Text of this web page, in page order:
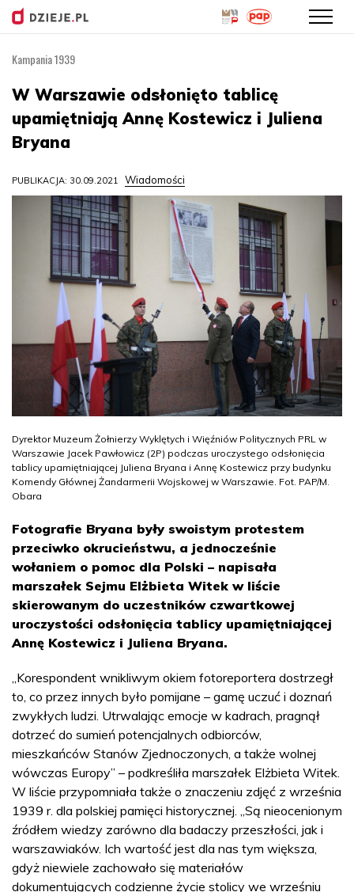
treści
Kampania 1939
W Warszawie odsłonięto tablicę
upamiętniają Annę Kostewicz i Juliena
Bryana
PUBLIKACJA: 30.09.2021 Wiadomości
Dyrektor Muzeum Żołnierzy Wyklętych i Więźniów Politycznych PRL w
Warszawie Jacek Pawłowicz (2P) podczas uroczystego odsłonięcia
tablicy upamiętniającej Juliena Bryana i Annę Kostewicz przy budynku
Komendy Głównej Żandarmerii Wojskowej w Warszawie. Fot. PAP/M.
Obara
Fotografie Bryana były swoistym protestem
przeciwko okrucieństwu, a jednocześnie
wołaniem o pomoc dla Polski – napisała
marszałek Sejmu Elżbieta Witek w liście
skierowanym do uczestników czwartkowej
uroczystości odsłonięcia tablicy upamiętniającej
Annę Kostewicz i Juliena Bryana.
„Korespondent wnikliwym okiem fotoreportera dostrzegł
to, co przez innych było pomijane – gamę uczuć i doznań
zwykłych ludzi. Utrwalając emocje w kadrach, pragnął
dotrzeć do sumień potencjalnych odbiorców,
mieszkańców Stanów Zjednoczonych, a także wolnej
wówczas Europy” – podkreśliła marszałek Elżbieta Witek.
W liście przypomniała także o znaczeniu zdjęć z września
1939 r. dla polskiej pamięci historycznej. „Są nieocenionym
źródłem wiedzy zarówno dla badaczy przeszłości, jak i
warszawiaków. Ich wartość jest dla nas tym większa,
gdyż niewiele zachowało się materiałów
dokumentujących codzienne życie stolicy we wrześniu